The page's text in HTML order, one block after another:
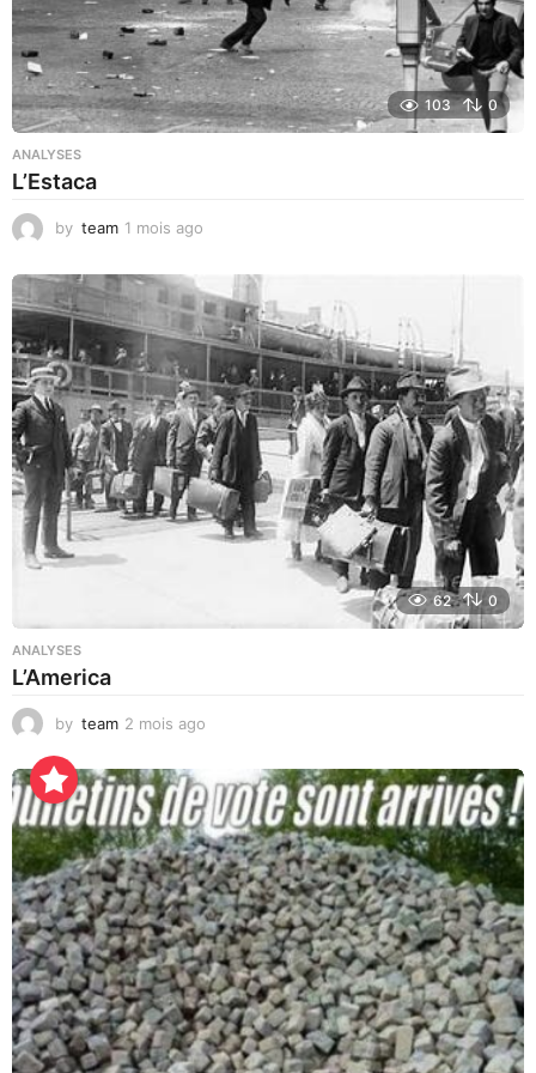
103 0
ANALYSES
L’Estaca
by team 1 mois ago
i
s
a
o
62 0
ANALYSES
L’America
by team 2 mois ago
u
r
s
a
g
o